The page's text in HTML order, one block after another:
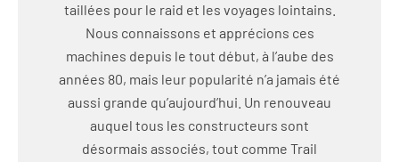
taillées pour le raid et les voyages lointains.
Nous connaissons et apprécions ces
machines depuis le tout début, à l’aube des
années 80, mais leur popularité n’a jamais été
aussi grande qu’aujourd’hui. Un renouveau
auquel tous les constructeurs sont
désormais associés, tout comme Trail